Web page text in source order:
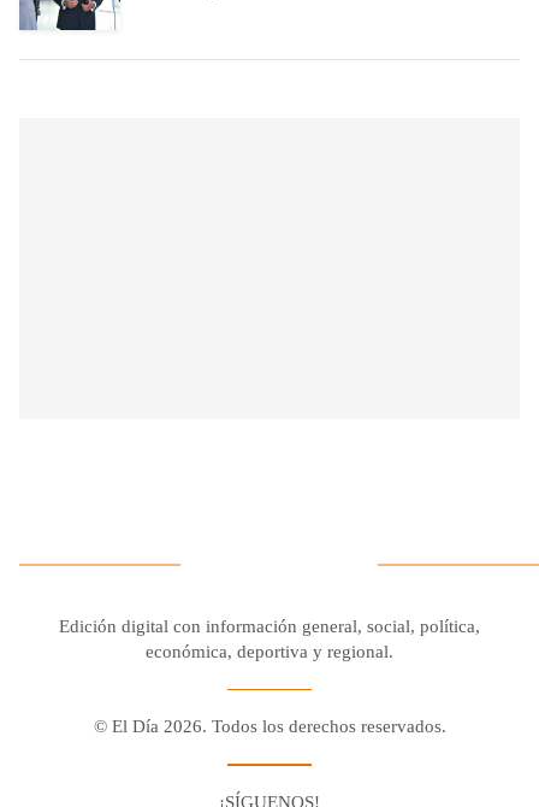
Edición digital con información general, social, política,
económica, deportiva y regional.
© El Día 2026. Todos los derechos reservados.
¡SÍGUENOS!